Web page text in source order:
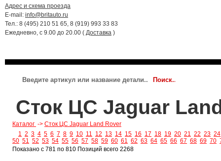
Адрес и схема проезда
E-mail: info@britauto.ru
Тел.: 8 (495) 210 51 65, 8 (919) 993 33 83
Ежедневно, с 9.00 до 20.00 ( Доставка )
Сток ЦС Jaguar
Каталог -> Сток ЦС Jaguar Land Rover
1 2 3 4 5 6 7 8 9 10 11 12 13 14 15 16 17 18 19 20 21 22 23 24
50 51 52 53 54 55 56 57 58 59 60 61 62 63 64 65 66 67 68 69 70
Показано с 781 по 810 Позиций всего 2268